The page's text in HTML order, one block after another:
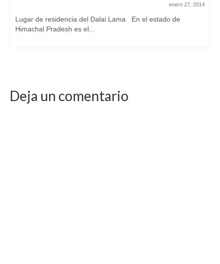
enero 27, 2014
Lugar de residencia del Dalai Lama En el estado de
Himachal Pradesh es el...
Deja un comentario